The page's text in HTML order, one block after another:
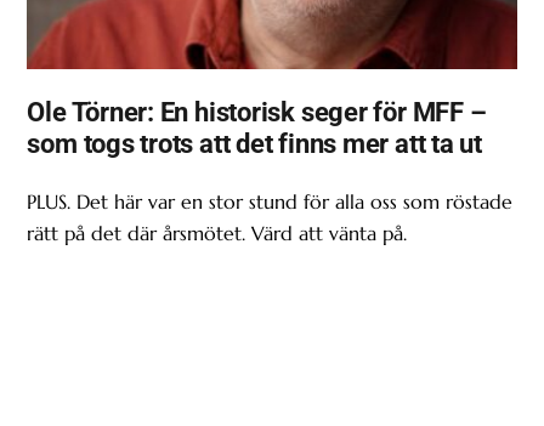
Ole Törner: En historisk seger för MFF –
som togs trots att det finns mer att ta ut
PLUS. Det här var en stor stund för alla oss som röstade
rätt på det där årsmötet. Värd att vänta på.